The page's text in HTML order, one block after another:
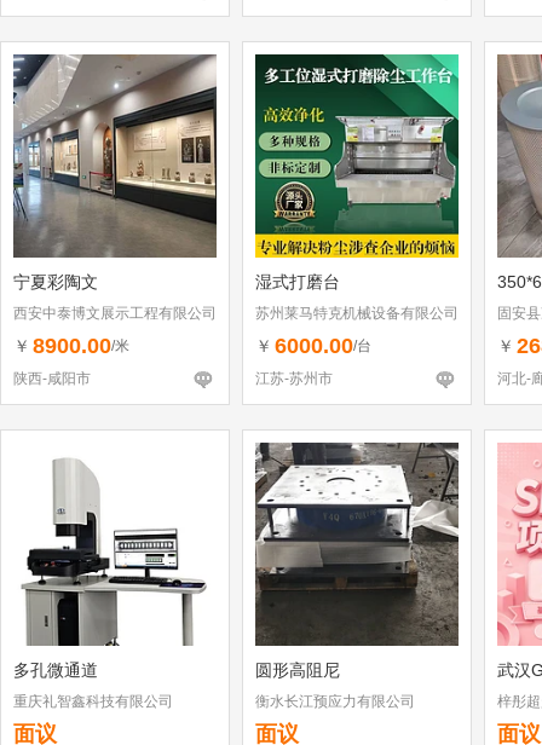
宁夏彩陶文
西安中泰博文展示工程有限公司
￥ 8900.00/米
陕西-咸阳市
湿式打磨台
苏州莱马特克机械设备有限公司
￥ 6000.00/台
江苏-苏州市
固安
￥
河北-
多孔微通道
重庆礼智鑫科技有限公司
面议
圆形高阻尼
衡水长江预应力有限公司
面议
武汉
梓彤
面议